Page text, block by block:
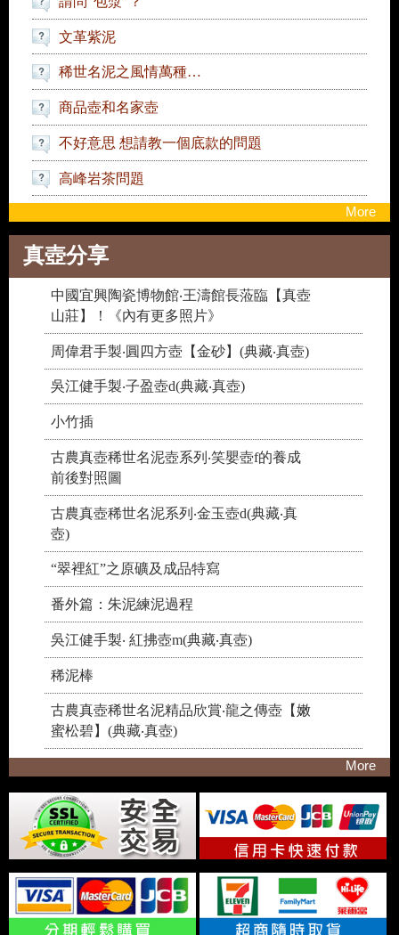
文革紫泥
稀世名泥之風情萬種…
商品壺和名家壺
不好意思 想請教一個底款的問題
高峰岩茶問題
真壺分享
中國宜興陶瓷博物館‧王濤館長蒞臨【真壺
山莊】！《內有更多照片》
周偉君手製‧圓四方壺【金砂】(典藏‧真壺)
吳江健手製‧子盈壺d(典藏‧真壺)
小竹插
古農真壺稀世名泥壺系列‧笑嬰壺f的養成
前後對照圖
古農真壺稀世名泥系列‧金玉壺d(典藏‧真
壺)
“翠裡紅”之原礦及成品特寫
番外篇：朱泥練泥過程
吳江健手製‧ 紅拂壺m(典藏‧真壺)
稀泥棒
古農真壺稀世名泥精品欣賞‧龍之傳壺【嫩
蜜松碧】(典藏‧真壺)